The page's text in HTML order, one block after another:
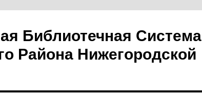
Библиотечная Система
Района Нижегородской